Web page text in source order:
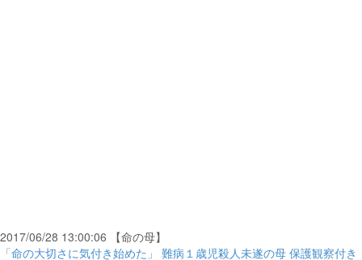
2017/06/28 13:00:06 【命の母】
「命の大切さに気付き始めた」 難病１歳児殺人未遂の母 保護観察付き